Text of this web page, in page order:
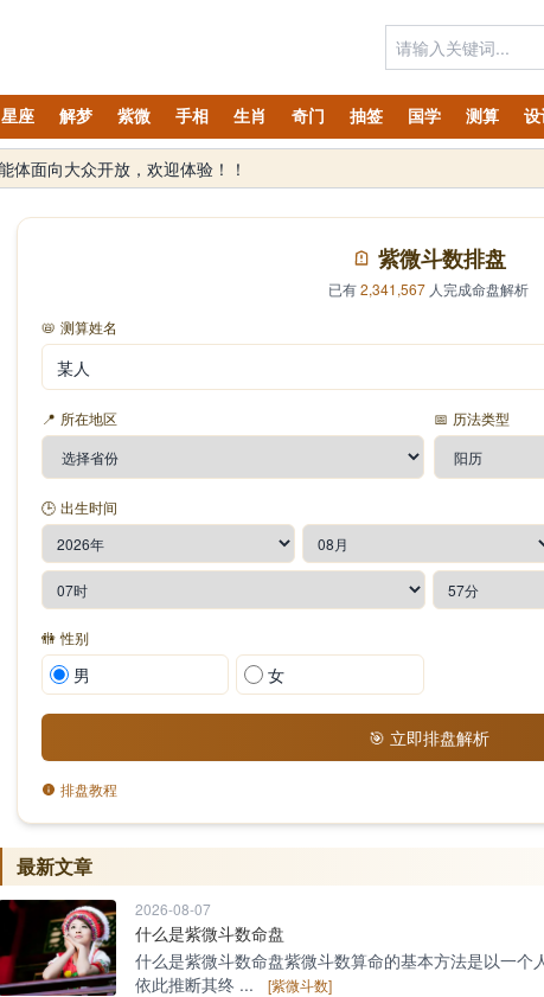
星座 解梦 紫微 手相 生肖 奇门 抽签 国学 测算 设
紫微斗数排盘
已有2,341,567 人完成命盘解析
📛 测算姓名
📍 所在地区 📅 历法类型
🕒 出生时间
🚻 性别
男 女
🎯 立即排盘解析
排盘教程
最新文章
2026-08-07
什么是紫微斗数命盘
什么是紫微斗数命盘紫微斗数算命的基本方法是以一个
依此推断其终 ...
[紫微斗数]